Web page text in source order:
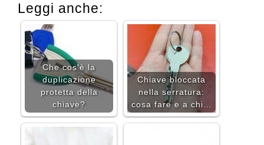
Leggi anche:
Che cos'è la
duplicazione
protetta della
chiave?
Chiave bloccata
nella serratura:
cosa fare e a chi…